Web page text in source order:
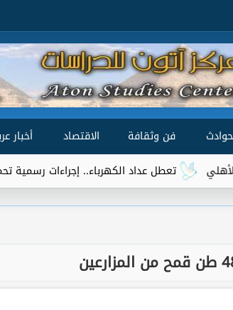
فن وثقافة الاقتصاد
أخبار
عداد الكهرباء.. إجراءات رسمية تحميك من محضر